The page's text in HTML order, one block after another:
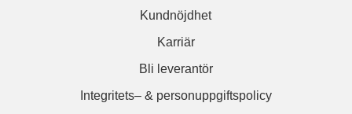
Kundnöjdhet
Karriär
Bli leverantör
Integritets– & personuppgiftspolicy